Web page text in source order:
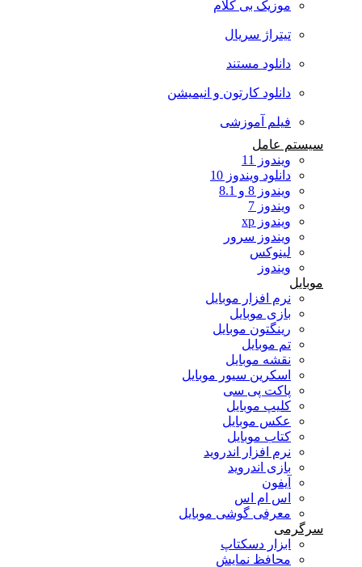
موزیک بی کلام
تیتراژ سریال
دانلود مستند
دانلود کارتون و انیمیشن
فیلم آموزشی
سیستم عامل
ویندوز 11
دانلود ویندوز 10
ویندوز 8 و 8.1
ویندوز 7
ویندوز xp
ویندوز سرور
لینوکس
ویندوز
موبایل
نرم افزار موبایل
بازی موبایل
رینگتون موبایل
تم موبایل
نقشه موبایل
اسکرین سیور موبایل
پاکت پی سی
کلیپ موبایل
عکس موبایل
کتاب موبایل
نرم افزار اندروید
بازی اندروید
آیفون
اس ام اس
معرفی گوشی موبایل
سرگرمی
ابزار دسکتاپ
محافظ نمایش